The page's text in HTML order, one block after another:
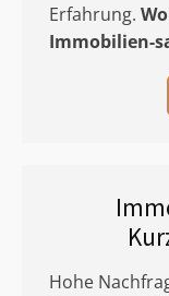
Erfahrung.
Immobilien-
Hohe